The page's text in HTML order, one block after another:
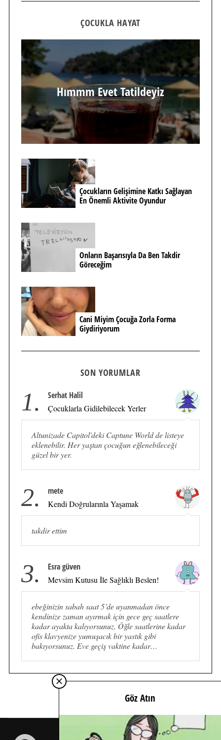
ÇOCUKLA HAYAT
Hımmm Evet Tatildeyiz
Çocukların Gelişimine Katkı Sağlayan
En Önemli Aktivite Oyundur
Onların Başarısıyla Da Ben Takdir
Göreceğim
Cani Miyim Çocuğa Zorla Forma
Giydiriyorum
SON YORUMLAR
1. Serhat Halil
Çocuklarla Gidilebilecek Yerler
Altunizade Capitol'deki Captune World de listeye
eklenebilir. Her yaştan çocuğun eğlenebileceği
güzel bir yer.
2. mete
Kendi Doğrularınla Yaşamak
takdir ettim
3. Esra güven
Mevsim Kutusu İle Sağlıklı Beslen!
ebeğinizin sabah saat 5’de uyanmadan önce
kendinize zaman ayırmak için gece geç saatlere
kadar ayakta kalıyorsunuz. Öğle saatlerine kadar
ofis klavyenize yumuşacık bir yastık gibi
bakıyorsunuz. Eve geçiş vaktine kadar…
Göz Atın